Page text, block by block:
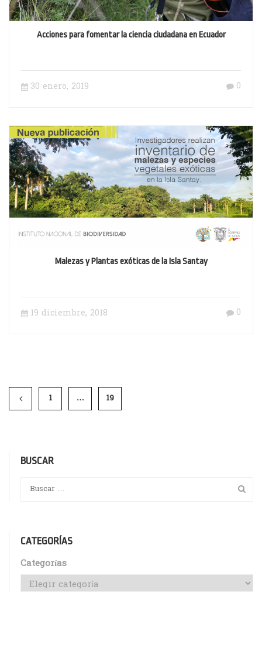
Acciones para fomentar la ciencia ciudadana en Ecuador
30 enero, 2019 0
Malezas y Plantas exóticas de la Isla Santay
19 diciembre, 2018 0
1 … 19
BUSCAR
CATEGORÍAS
Categorías